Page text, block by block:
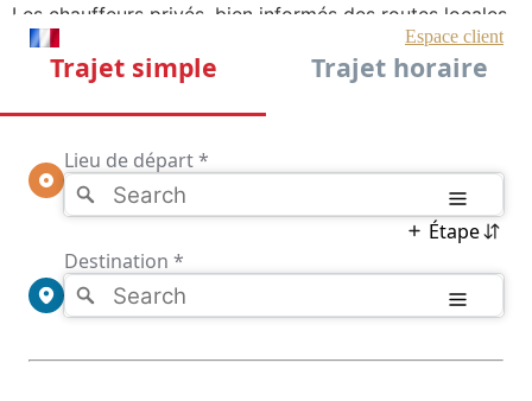
Les chauffeurs privés, bien informés des routes locales
et des points d’intérêt, vous garantissent une
expérience de voyage sans stress, vous permettant de
De plus, le service est disponible 24 heures sur 24 et 7
jours sur 7, assurant ainsi une disponibilité constante
pour répondre à toutes vos demandes. Les véhicules
proposés sont haut de gamme, équipés des dernières
technologies pour un confort optimal. Que ce soit pour
un transfert aéroport, un rendez-vous professionnel ou